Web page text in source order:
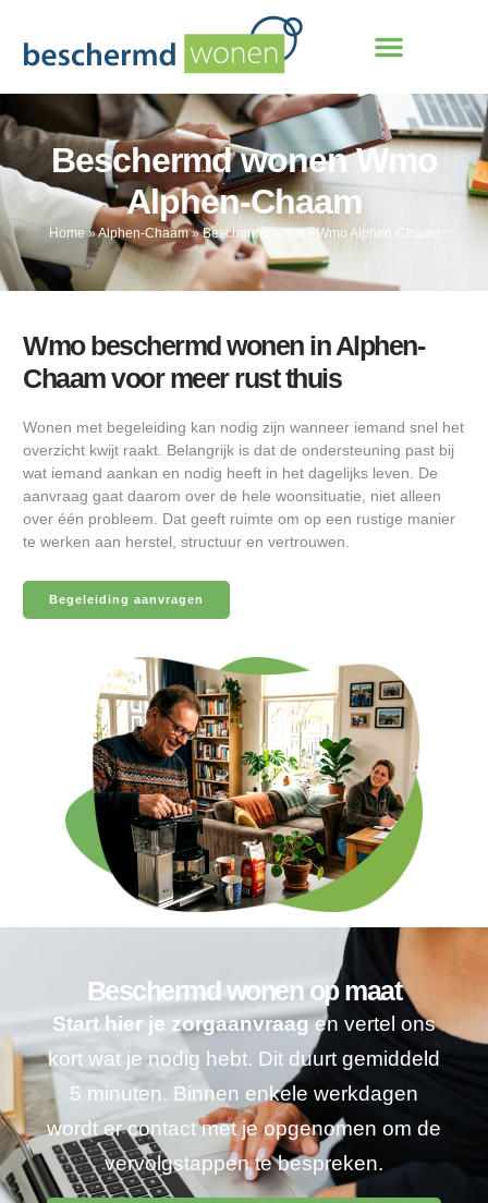
Beschermd wonen Wmo
Alphen-Chaam
Home»Alphen-Chaam»Beschermd wonen Wmo Alphen-Chaam
Wmo beschermd wonen in Alphen-
Chaam voor meer rust thuis
Wonen met begeleiding kan nodig zijn wanneer iemand snel het
overzicht kwijt raakt. Belangrijk is dat de ondersteuning past bij
wat iemand aankan en nodig heeft in het dagelijks leven. De
aanvraag gaat daarom over de hele woonsituatie, niet alleen
over één probleem. Dat geeft ruimte om op een rustige manier
te werken aan herstel, structuur en vertrouwen.
Begeleiding aanvragen
Beschermd wonen op maat
Start hier je zorgaanvraagen vertel ons
kort wat je nodig hebt. Dit duurt gemiddeld
5 minuten. Binnen enkele werkdagen
wordt er contact met je opgenomen om de
vervolgstappen te bespreken.